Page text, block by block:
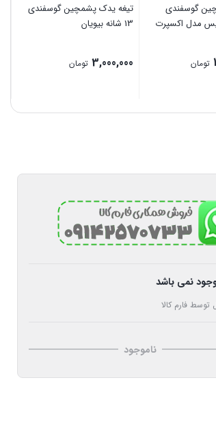
گوسفندی
مدل اکسپرت
تومان
تیغه یدک پشمچین گوسفندی
13 شانه بیویان
3,000,000 تومان
بستن
نمی باشد
توسط فارم کالا
ناموجود